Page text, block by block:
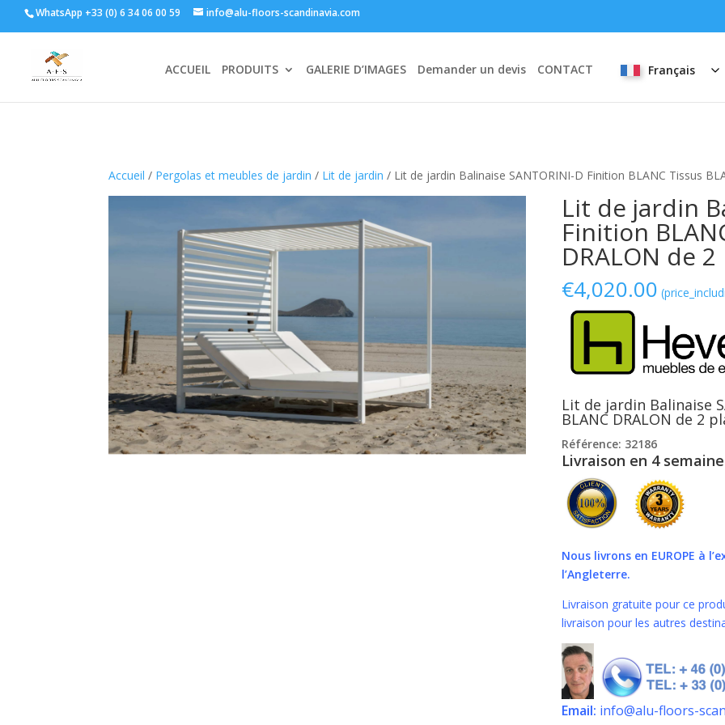
WhatsApp +33 (0) 6 34 06 00 59 info@alu-floors-scandinavia.com
ACCUEIL PRODUITS GALERIE D’IMAGES Demander un devis CONTACT Français
Accueil / Pergolas et meubles de jardin / Lit de jardin / Lit de jardin Balinaise SANTORINI-D Finition BLANC Tissus
Lit de jardin
Finition
DRALON de
€4,020.00
Lit de jardin Balinaise
BLANC DRALON de 2
Référence: 32186
Livraison en 4
Nous livrons en EUROPE à
l’Angleterre.
Livraison gratuite pour ce
livraison pour les autres
Email: info@alu-floors-